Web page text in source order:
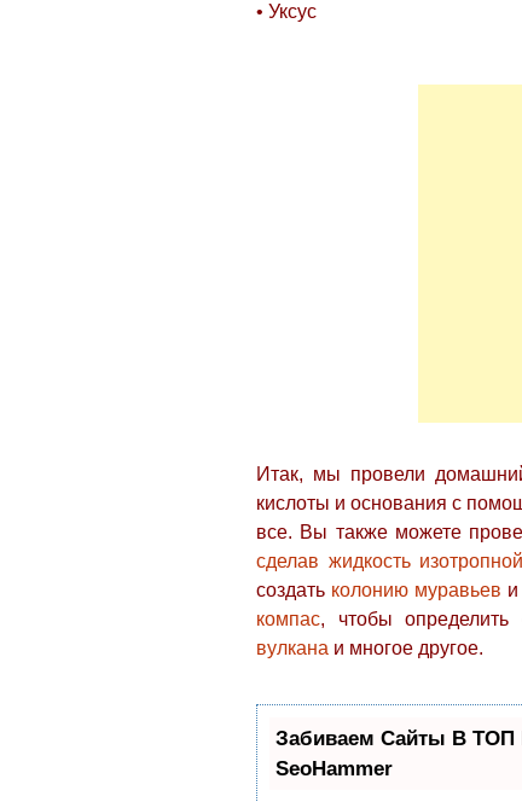
• Уксус
Итак, мы провели
кислоты и основания с
все. Вы также можете
сделав жидкость изотропной
создать колонию муравьев
компас, чтобы определить
вулкана и многое другое.
Забиваем Сайты В ТОП
SeoHammer